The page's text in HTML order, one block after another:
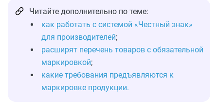
Читайте дополнительно по теме:
как работать с системой «Честный знак»
для производителей;
расширят перечень товаров с обязательной
маркировкой;
какие требования предъявляются к
маркировке продукции.